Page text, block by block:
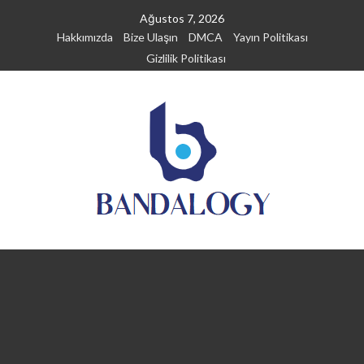
Ağustos 7, 2026
Hakkımızda
Bize Ulaşın DMCA
Yayın Politikası
Gizlilik Politikası